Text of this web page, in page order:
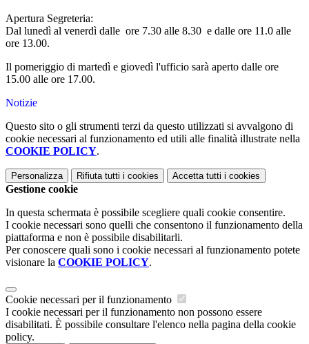
Apertura Segreteria:
Dal lunedì al venerdì dalle ore 7.30 alle 8.30 e dalle ore 11.0 alle
ore 13.00.
Il pomeriggio di martedì e giovedì l'ufficio sarà aperto dalle ore
15.00 alle ore 17.00.
Notizie
Questo sito o gli strumenti terzi da questo utilizzati si avvalgono di
cookie necessari al funzionamento ed utili alle finalità illustrate nella
COOKIE POLICY.
Personalizza Rifiuta tutti i cookies Accetta tutti i cookies
Gestione cookie
In questa schermata è possibile scegliere quali cookie consentire.
I cookie necessari sono quelli che consentono il funzionamento della
piattaforma e non è possibile disabilitarli.
Per conoscere quali sono i cookie necessari al funzionamento potete
visionare la COOKIE POLICY.
Cookie necessari per il funzionamento
I cookie necessari per il funzionamento non possono essere
disabilitati. È possibile consultare l'elenco nella pagina della cookie
policy.